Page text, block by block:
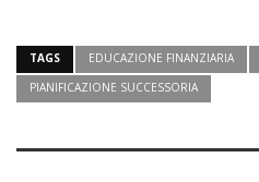
TAGS EDUCAZIONE FINANZIARIA
PIANIFICAZIONE SUCCESSORIA